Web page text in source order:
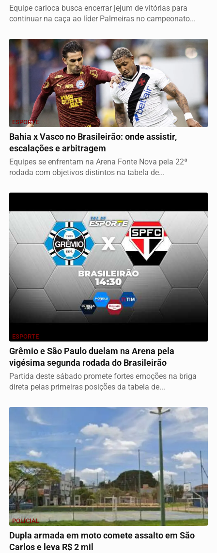
Equipe carioca busca encerrar jejum de vitórias para
continuar na caça ao líder Palmeiras no campeonato...
ESPORTE
Bahia x Vasco no Brasileirão: onde assistir,
escalações e arbitragem
Equipes se enfrentam na Arena Fonte Nova pela 22ª
rodada com objetivos distintos na tabela de...
ESPORTE
Grêmio e São Paulo duelam na Arena pela
vigésima segunda rodada do Brasileirão
Partida deste sábado promete fortes emoções na briga
direta pelas primeiras posições da tabela de...
POLICIAL
Dupla armada em moto comete assalto em São
Carlos e leva R$ 2 mil